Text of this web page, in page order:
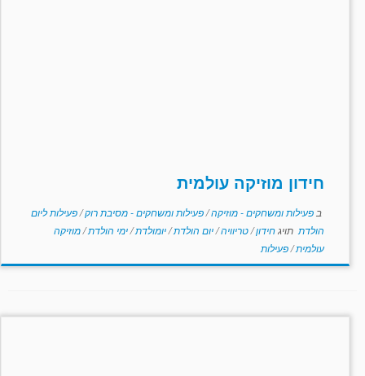
חידון מוזיקה עולמית
ב פעילות ומשחקים - מוזיקה/פעילות ומשחקים - מסיבת רוק/פעילות ליום
הולדת תויגחידון/טריוויה/יום הולדת/יומולדת/ימי הולדת/מוזיקה
עולמית/פעילות